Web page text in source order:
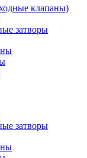
клапаны)
затворы
затворы